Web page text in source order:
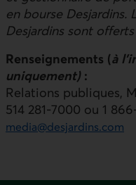
en bourse Desjardins.
Desjardins sont
Renseignements (à
uniquement) :
Relations publiques,
514 281‑7000 ou 1
media@desjardins.com